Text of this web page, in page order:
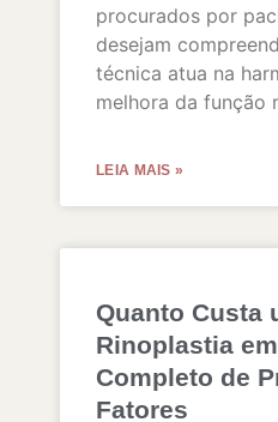
procurados por
desejam
técnica atua na
melhora da função
LEIA MAIS »
Quanto Custa
Rinoplastia
Completo de
Fatores